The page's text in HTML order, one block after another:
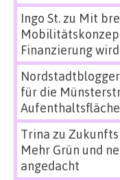
Ingo St.zu Mit
Finanzierung
für die
Trina zu
Mehr Grün und
angedacht